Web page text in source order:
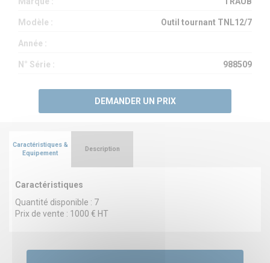
Modèle : Outil tournant TNL12/7
Année :
N° Série : 988509
DEMANDER UN PRIX
Caractéristiques &
Equipement
Caractéristiques
Quantité disponible : 7
Prix de vente : 1000 € HT
Description